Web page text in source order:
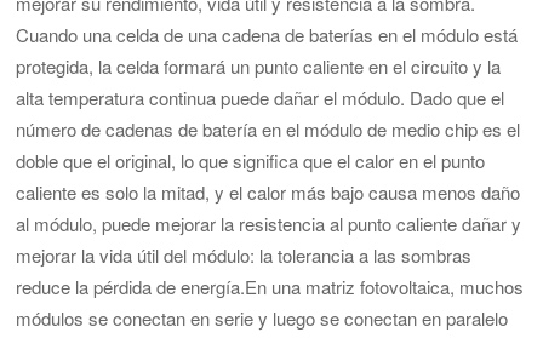
Cuando una celda de una cadena de baterías en el módulo está
protegida, la celda formará un punto caliente en el circuito y la
alta temperatura continua puede dañar el módulo. Dado que el
número de cadenas de batería en el módulo de medio chip es el
doble que el original, lo que significa que el calor en el punto
caliente es solo la mitad, y el calor más bajo causa menos daño
al módulo, puede mejorar la resistencia al punto caliente dañar y
mejorar la vida útil del módulo: la tolerancia a las sombras
reduce la pérdida de energía.En una matriz fotovoltaica, muchos
módulos se conectan en serie y luego se conectan en paralelo